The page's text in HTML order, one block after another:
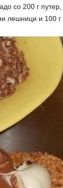
со 200 г
лешници и 100 г